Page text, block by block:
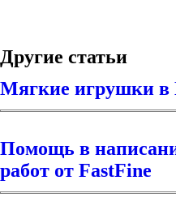
Другие статьи
Мягкие игрушки
Помощь в
работ от FastFine